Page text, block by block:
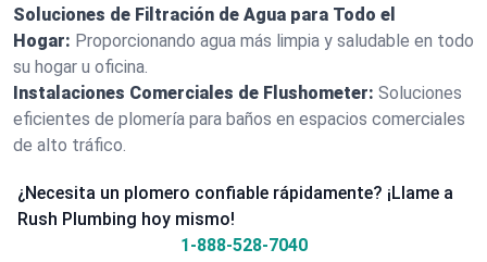
Soluciones de Filtración de Agua para Todo el
Hogar: Proporcionando agua más limpia y saludable en todo
su hogar u oficina.
Instalaciones Comerciales de Flushometer: Soluciones
eficientes de plomería para baños en espacios comerciales
de alto tráfico.
¿Necesita un plomero confiable rápidamente? ¡Llame a
Rush Plumbing hoy mismo!
1-888-528-7040